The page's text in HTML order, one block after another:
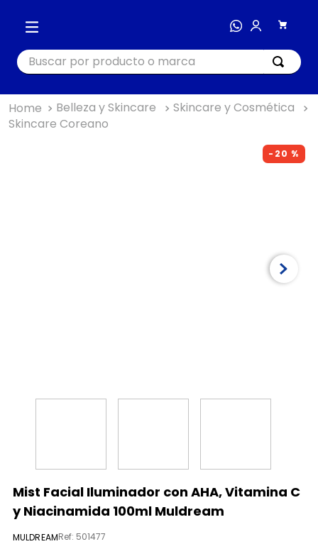
Buscar por producto o marca
Belleza y Skincare
Skincare y Cosmética
Skincare Coreano
- 20 %
Mist Facial Iluminador con AHA, Vitamina C
y Niacinamida 100ml Muldream
MULDREAMRef: 501477
TÉRMINOS MÁS BUSCADOS
1 .
cocina